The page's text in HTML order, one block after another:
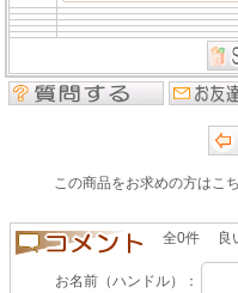
この商品をお求めの方はこ
全0件 良
お名前（ハンドル）：